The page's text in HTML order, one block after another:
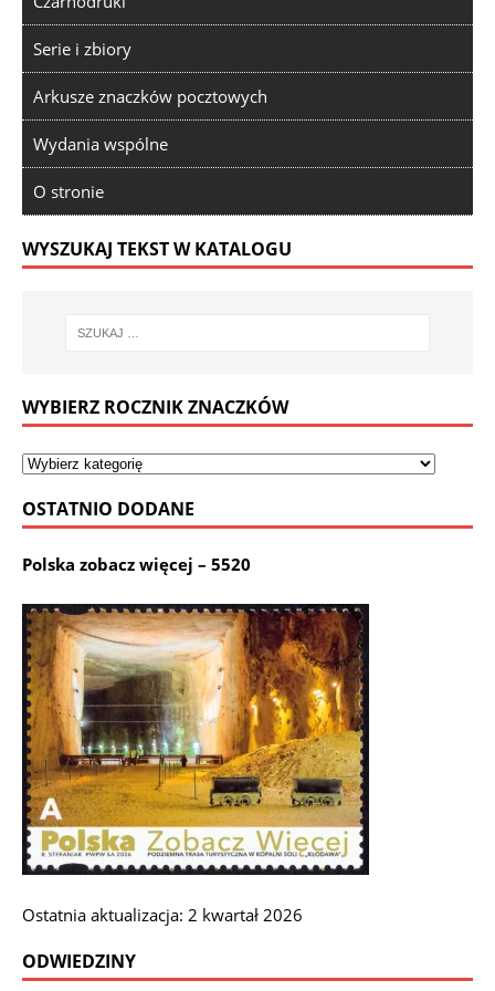
Serie i zbiory
Arkusze znaczków pocztowych
Wydania wspólne
O stronie
WYSZUKAJ TEKST W KATALOGU
WYBIERZ ROCZNIK ZNACZKÓW
OSTATNIO DODANE
Polska zobacz więcej – 5520
Ostatnia aktualizacja: 2 kwartał 2026
ODWIEDZINY